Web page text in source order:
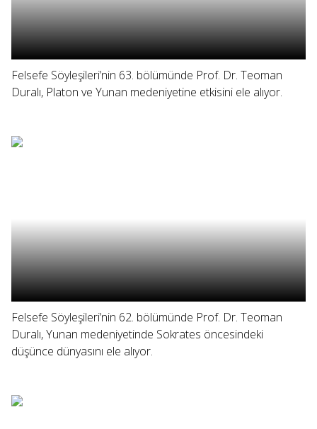
Felsefe Söyleşileri’nin 63. bölümünde Prof. Dr. Teoman
Duralı, Platon ve Yunan medeniyetine etkisini ele alıyor.
Felsefe Söyleşileri’nin 62. bölümünde Prof. Dr. Teoman
Duralı, Yunan medeniyetinde Sokrates öncesindeki
düşünce dünyasını ele alıyor.